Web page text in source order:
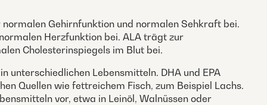
Gehirnfunktion und normalen Sehkraft bei.
Herzfunktion bei. ALA trägt zur
Cholesterinspiegels im Blut bei.
unterschiedlichen Lebensmitteln. DHA und EPA
Quellen wie fettreichem Fisch, zum Beispiel Lachs.
vor, etwa in Leinöl, Walnüssen oder